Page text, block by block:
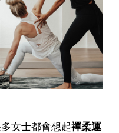
女士都會想起禪柔運